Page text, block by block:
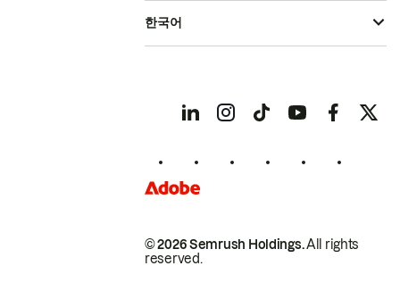
© 2026 Semrush Holdings.All rights
reserved.
한국어